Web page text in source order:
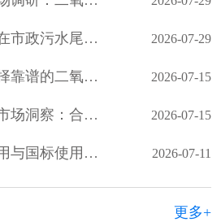
二氧化氯消毒技术在市政污水尾水深度处理中的应用 2026-07-29
客户视角：如何选择靠谱的二氧化氯生产厂家？ 2026-07-15
二氧化氯生产厂家市场洞察：合规、稳定、服务成客户核心选择 2026-07-15
二氧化氯全场景应用与国标使用规范（水处理 / 食品 / 医疗 / 养殖） 2026-07-11
更多+